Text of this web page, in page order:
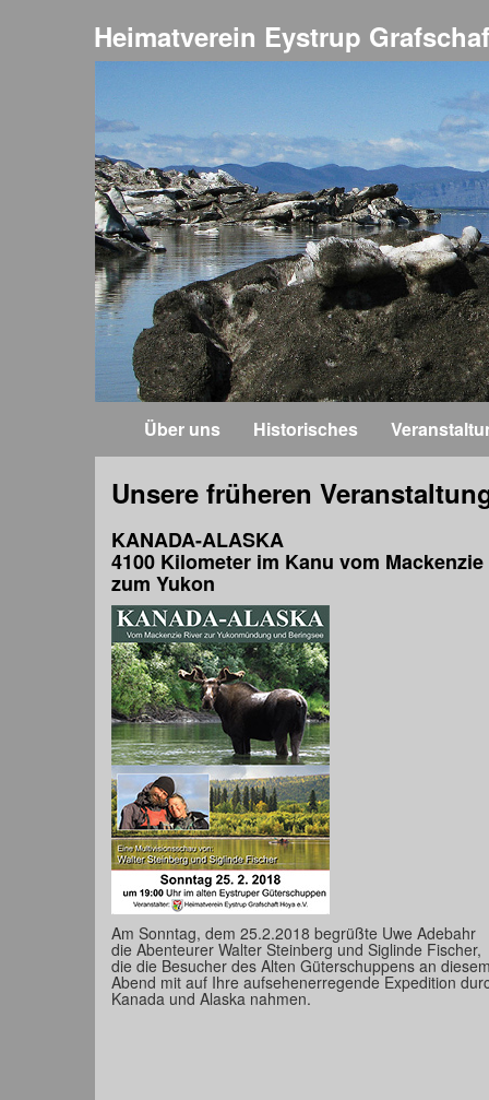
Heimatverein Eystrup
Über uns Historisches
Unsere früheren
KANADA-ALASKA
4100 Kilometer im Kanu vom Mackenzie
zum Yukon
Am Sonntag, dem 25.2.2018 begrüßte Uwe Adebahr
die Abenteurer Walter Steinberg und Siglinde Fischer,
die die Besucher des Alten Güterschuppens an
Abend mit auf Ihre aufsehenerregende Expedition
Kanada und Alaska nahmen.